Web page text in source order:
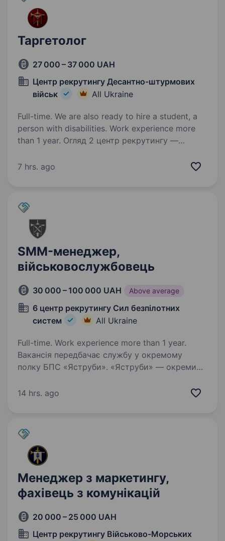
Таргетолог
27 000 – 37 000 UAH
Центр рекрутингу Десантно-штурмових
військ
All Ukraine
Full-time. We are also ready to hire a student, a
person with disabilities. Work experience more
than 1 year. Огляд 2 центр рекрутингу —
України, яка допомагає цивільним особам
пройшли службу в різних…
7 hrs. ago
SMM-менеджер,
військовослужбовець
30 000 – 100 000 UAH Above average
6 центр рекрутингу Сил безпілотних
систем
All Ukraine
Full-time. Work experience more than 1 year.
Вакансія передбачає службу у окремому
полку БПС «Яструби». «Яструби» — окремий
у складі Сил оборони, який виконує увесь
14 hrs. ago
Менеджер з маркетингу,
фахівець з комунікацій
20 000 – 25 000 UAH
Центр рекрутингу Військово-Морських